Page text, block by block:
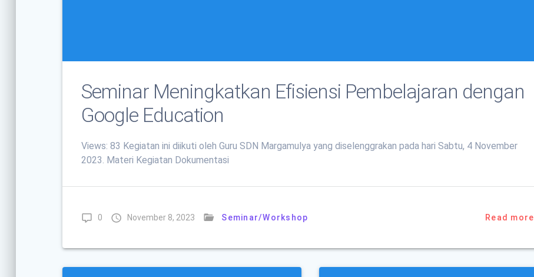
Seminar Meningkatkan Efisiensi Pembelajaran dengan
Google Education
Views: 83 Kegiatan ini diikuti oleh Guru SDN Margamulya yang diselenggrakan pada hari Sabtu, 4 November
2023. Materi Kegiatan Dokumentasi
0 November 8, 2023 Seminar/Workshop Read more